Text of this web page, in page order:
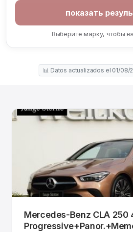
Выберите марку, чтобы
📊 Datos actualizados el 01/08/
Mercedes-Benz CLA 250